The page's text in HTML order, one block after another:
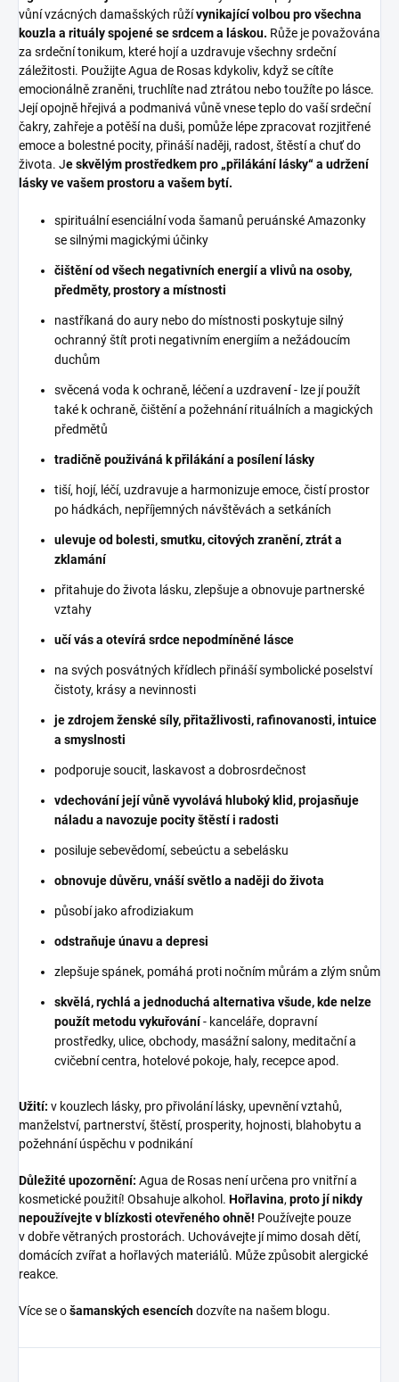
vůní vzácných damašských růžívynikající volbou pro všechna
kouzla a rituály spojené se srdcem a láskou. Růže je považována
za srdeční tonikum, které hojí a uzdravuje všechny srdeční
záležitosti. Použijte Agua de Rosas kdykoliv, když se cítíte
emocionálně zraněni, truchlíte nad ztrátou nebo toužíte po lásce.
Její opojně hřejivá a podmanivá vůně vnese teplo do vaší srdeční
čakry, zahřeje a potěší na duši, pomůže lépe zpracovat rozjitřené
emoce a bolestné pocity, přináší naději, radost, štěstí a chuť do
života. Je skvělým prostředkem pro „přilákání lásky“ a udržení
lásky ve vašem prostoru a vašem bytí.
spirituální esenciální voda šamanů peruánské Amazonky
se silnými magickými účinky
čištění od všech negativních energií a vlivů na osoby,
předměty, prostory a místnosti
nastříkaná do aury nebo do místnosti poskytuje silný
ochranný štít proti negativním energiím a nežádoucím
duchům
svěcená voda k ochraně, léčení a uzdravení- lze jí použít
také k ochraně, čištění a požehnání rituálních a magických
předmětů
tradičně použiváná k přilákání a posílení lásky
tiší, hojí, léčí, uzdravuje a harmonizuje emoce, čistí prostor
po hádkách, nepříjemných návštěvách a setkáních
ulevuje od bolesti, smutku, citových zranění, ztrát a
zklamání
přitahuje do života lásku, zlepšuje a obnovuje partnerské
vztahy
učí vás a otevírá srdce nepodmíněné lásce
na svých posvátných křídlech přináší symbolické poselství
čistoty, krásy a nevinnosti
je zdrojem ženské síly, přitažlivosti, rafinovanosti, intuice
a smyslnosti
podporuje soucit, laskavost a dobrosrdečnost
vdechování její vůně vyvolává hluboký klid, projasňuje
náladu a navozuje pocity štěstí i radosti
posiluje sebevědomí, sebeúctu a sebelásku
obnovuje důvěru, vnáší světlo a naději do života
působí jako afrodiziakum
odstraňuje únavu a depresi
zlepšuje spánek, pomáhá proti nočním můrám a zlým snům
skvělá, rychlá a jednoduchá alternativa všude, kde nelze
použít metodu vykuřování- kanceláře, dopravní
prostředky, ulice, obchody, masážní salony, meditační a
cvičební centra, hotelové pokoje, haly, recepce apod.
Užití: v kouzlech lásky, pro přivolání lásky, upevnění vztahů,
manželství, partnerství, štěstí, prosperity, hojnosti, blahobytu a
požehnání úspěchu v podnikání
Důležité upozornění: Agua de Rosas není určena pro vnitřní a
kosmetické použití! Obsahuje alkohol. Hořlavina, proto jí nikdy
nepoužívejte v blízkosti otevřeného ohně! Používejte pouze
v dobře větraných prostorách. Uchovávejte jí mimo dosah dětí,
domácích zvířat a hořlavých materiálů. Může způsobit alergické
reakce.
Více se ošamanských esencíchdozvíte na našem blogu.